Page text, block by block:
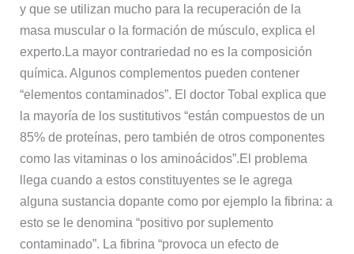
y que se utilizan mucho para la recuperación de la
masa muscular o la formación de músculo, explica el
experto.La mayor contrariedad no es la composición
química. Algunos complementos pueden contener
“elementos contaminados”. El doctor Tobal explica que
la mayoría de los sustitutivos “están compuestos de un
85% de proteínas, pero también de otros componentes
como las vitaminas o los aminoácidos”.El problema
llega cuando a estos constituyentes se le agrega
alguna sustancia dopante como por ejemplo la fibrina: a
esto se le denomina “positivo por suplemento
contaminado”. La fibrina “provoca un efecto de